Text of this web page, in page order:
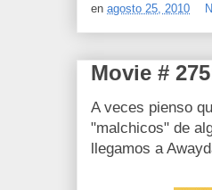
en agosto 25, 2010
Movie #
A veces pienso
"malchicos" de
llegamos a